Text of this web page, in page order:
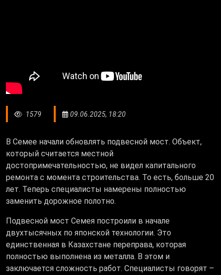
1579 09.06.2025, 18:20
В Семее начали обновлять подвесной мост. Объект,
который считается местной
достопримечательностью, не видел капитального
ремонта с момента строительства. То есть, больше 20
лет. Теперь специалисты намерены полностью
заменить дорожное полотно.
Подвесной мост Семея построили в начале
двухтысячных по японской технологии. Это
единственная в Казахстане переправа, которая
полностью выполнена из металла. В этом и
заключается сложность работ. Специалисты говорят –